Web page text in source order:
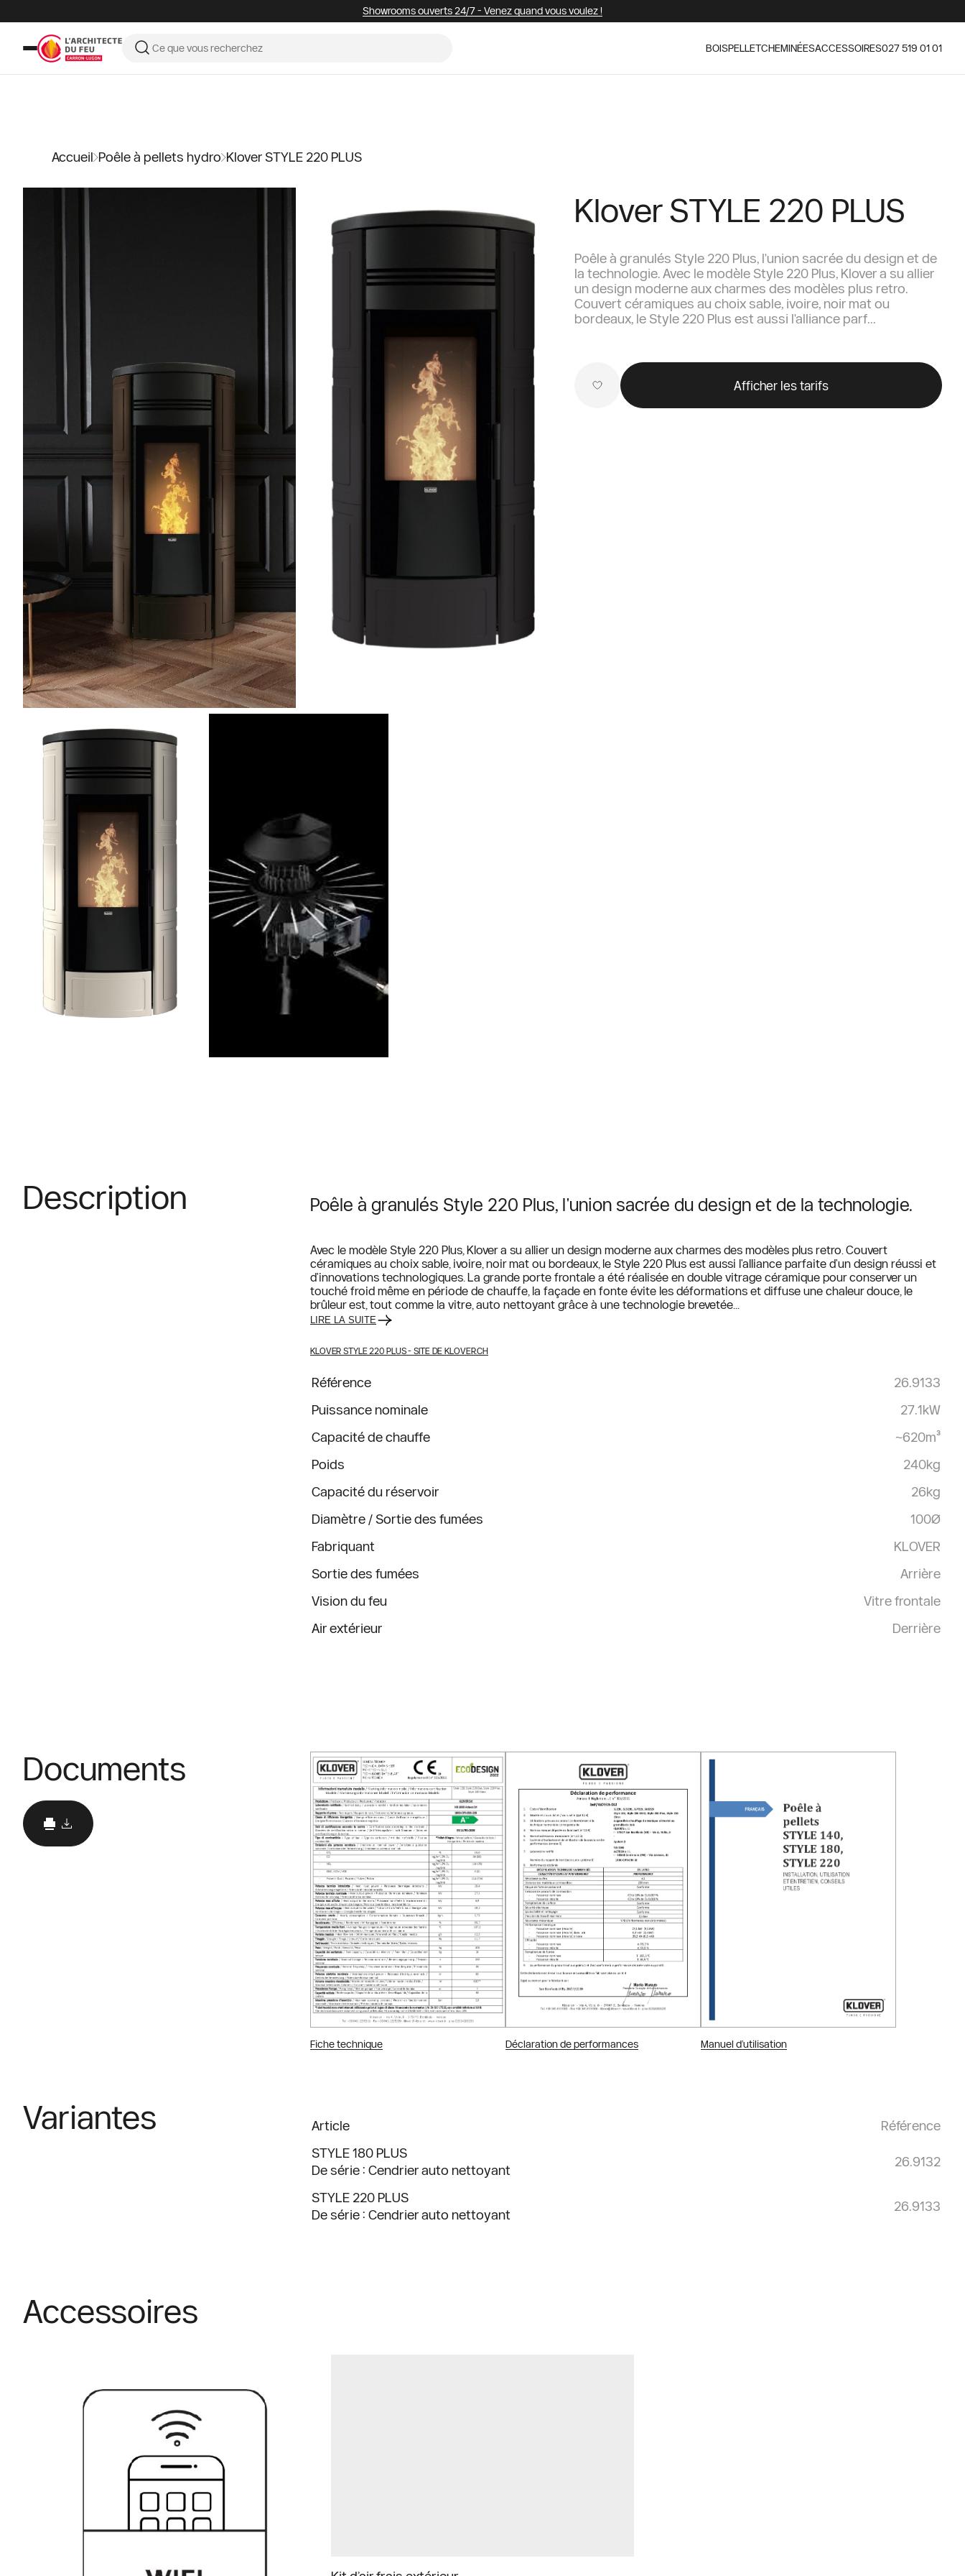
Showrooms ouverts 24/7 - Venez quand vous voulez !
BOISPELLETCHEMINÉESACCESSOIRES027 519 01 01
Accueil Poêle à pellets hydro Klover STYLE 220 PLUS
Klover STYLE 220 PLUS
Poêle à granulés Style 220 Plus, l'union sacrée du design et de
la technologie. Avec le modèle Style 220 Plus, Klover a su allier
un design moderne aux charmes des modèles plus retro.
Couvert céramiques au choix sable, ivoire, noir mat ou
bordeaux, le Style 220 Plus est aussi l'alliance parf...
Afficher les tarifs
Description Poêle à granulés Style 220 Plus, l'union sacrée du design et de la technologie.
Avec le modèle Style 220 Plus, Klover a su allier un design moderne aux charmes des modèles plus retro. Couvert
céramiques au choix sable, ivoire, noir mat ou bordeaux, le Style 220 Plus est aussi l'alliance parfaite d'un design réussi et
d'innovations technologiques. La grande porte frontale a été réalisée en double vitrage céramique pour conserver un
touché froid même en période de chauffe, la façade en fonte évite les déformations et diffuse une chaleur douce, le
brûleur est, tout comme la vitre, auto nettoyant grâce à une technologie brevetée...
LIRE LA SUITE
KLOVER STYLE 220 PLUS- SITE DE KLOVER.CH
Référence
26.9133
Puissance nominale
27.1kW
Capacité de chauffe
~620m³
Poids
240kg
Capacité du réservoir
26kg
Diamètre / Sortie des fumées
100Ø
Fabriquant
KLOVER
Sortie des fumées
Arrière
Vision du feu
Vitre frontale
Air extérieur
Derrière
Documents
Fiche technique Déclaration de performances Manuel d’utilisation
Variantes Article
Référence
STYLE 180 PLUS
De série : Cendrier auto nettoyant
26.9132
STYLE 220 PLUS
De série : Cendrier auto nettoyant
26.9133
Accessoires